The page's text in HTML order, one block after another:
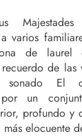
varios
de laurel
de las
sonado El
por un
profundo y
elocuente